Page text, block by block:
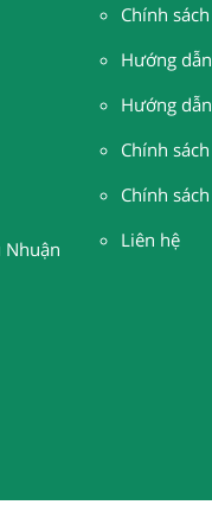
Nhuận
Chính
Hướng
Hướng
Chính
Chính
Liên hệ